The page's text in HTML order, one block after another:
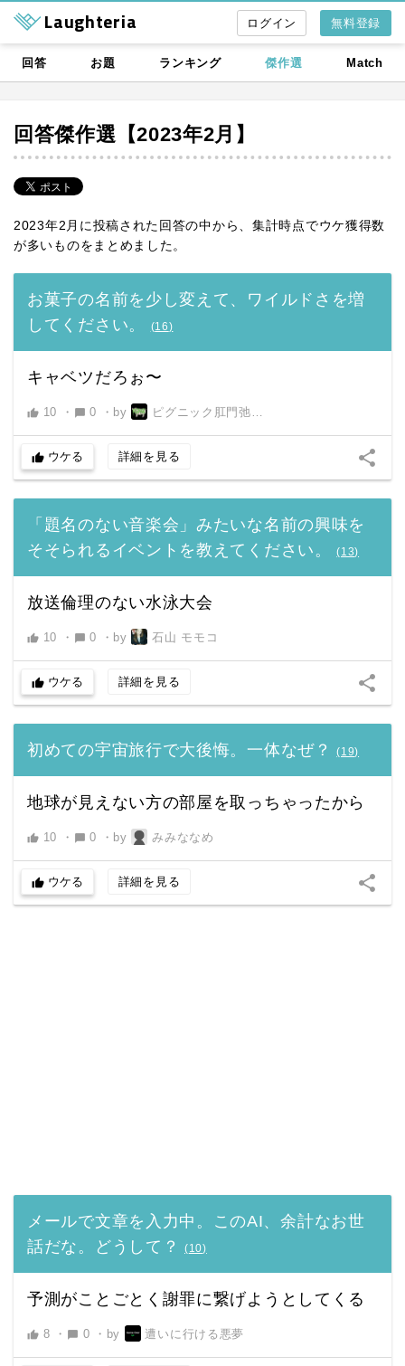
Laughteria 無料登録
回答 お題 ランキング 傑作選 Match
回答傑作選【2023年2月】
2023年2月に投稿された回答の中から、集計時点でウケ獲得数
が多いものをまとめました。
お菓子の名前を少し変えて、ワイルドさを増
してください。
(16)
キャベツだろぉ〜
thumb_up 10 ・ chat_bubble 0 ・ by ピグニック肛門弛緩男
thumb_up ウケる 詳細を見る share
「題名のない音楽会」みたいな名前の興味を
そそられるイベントを教えてください。
(13)
放送倫理のない水泳大会
thumb_up 10 ・ chat_bubble 0 ・ by 石山 モモコ
thumb_up ウケる 詳細を見る share
初めての宇宙旅行で大後悔。一体なぜ？ (19)
地球が見えない方の部屋を取っちゃったから
thumb_up 10 ・ chat_bubble 0 ・ by みみななめ
thumb_up ウケる 詳細を見る share
メールで文章を入力中。このAI、余計なお世
話だな。どうして？
(10)
予測がことごとく謝罪に繋げようとしてくる
thumb_up 8 ・ chat_bubble 0 ・ by 遭いに行ける悪夢